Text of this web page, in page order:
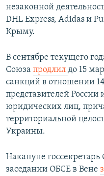
незаконной
DHL Express, Adidas и
Крыму.
В сентябре текущего
Союза продлил до 15
санкций в отношении
представителей России
юридических лиц,
территориальной
Украины.
Накануне
заседании ОБСЕ в Вене